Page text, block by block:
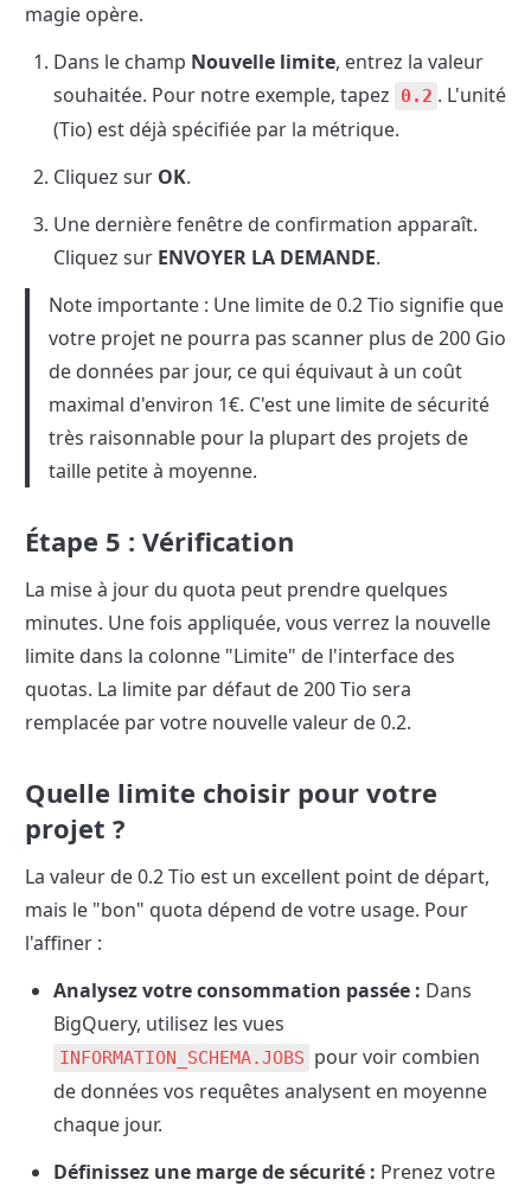
magie opère.
Dans le champ Nouvelle limite, entrez la valeur
souhaitée. Pour notre exemple, tapez
0.2 . L'unité
(Tio) est déjà spécifiée par la métrique.
Cliquez sur OK.
Une dernière fenêtre de confirmation apparaît.
Cliquez sur ENVOYER LA DEMANDE.
Note importante : Une limite de 0.2 Tio signifie que
votre projet ne pourra pas scanner plus de 200 Gio
de données par jour, ce qui équivaut à un coût
maximal d'environ 1€. C'est une limite de sécurité
très raisonnable pour la plupart des projets de
taille petite à moyenne.
Étape 5 : Vérification
La mise à jour du quota peut prendre quelques
minutes. Une fois appliquée, vous verrez la nouvelle
limite dans la colonne "Limite" de l'interface des
quotas. La limite par défaut de 200 Tio sera
remplacée par votre nouvelle valeur de 0.2.
Quelle limite choisir pour votre
projet ?
La valeur de 0.2 Tio est un excellent point de départ,
mais le "bon" quota dépend de votre usage. Pour
l'affiner :
Analysez votre consommation passée : Dans
INFORMATION_SCHEMA.JOBS pour voir combien
de données vos requêtes analysent en moyenne
chaque jour.
Définissez une marge de sécurité : Prenez votre